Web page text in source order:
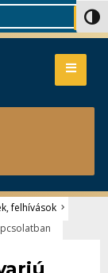
felhívások